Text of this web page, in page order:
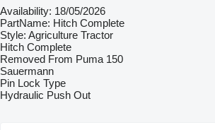
Availability: 18/05/2026
PartName: Hitch Complete
Style: Agriculture Tractor
Hitch Complete
Removed From Puma 150
Sauermann
Pin Lock Type
Hydraulic Push Out